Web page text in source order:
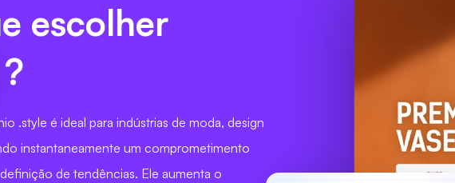
escolher
?
.style é ideal para indústrias de moda, design
instantaneamente um comprometimento
de tendências. Ele aumenta o